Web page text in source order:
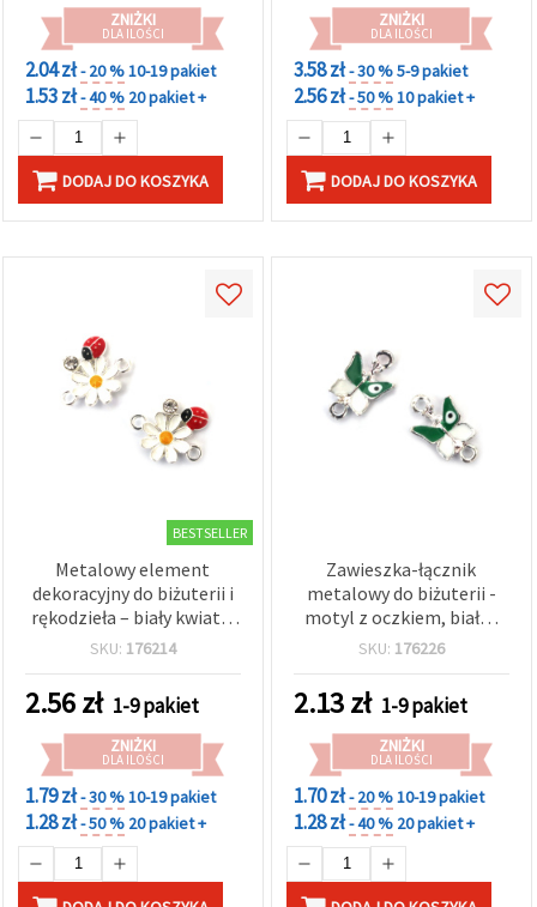
ZNIŻKI
DLA ILOŚCI
2.04 zł- 20 %10-19 pakiet
1.53 zł- 40 % 20 pakiet +
DODAJ DO KOSZYKA
ZNIŻKI
DLA ILOŚCI
3.58 zł- 30 %5-9 pakiet
2.56 zł- 50 %10 pakiet +
DODAJ DO KOSZYKA
BESTSELLER
Metalowy element
dekoracyjny do biżuterii i
rękodzieła – biały kwiat z
biedronką i kryształkiem,
mm, kolor srebrny – 2
sztuki
SKU: 176214
2.56zł 1-9 pakiet
ZNIŻKI
DLA ILOŚCI
1.79 zł- 30 %10-19 pakiet
1.28 zł- 50 % 20 pakiet +
Zawieszka-łącznik
metalowy do biżuterii -
motyl z oczkiem, biało-
zielony, kolor srebra,
mm, 2 szt.
SKU: 176226
2.13zł 1-9 pakiet
ZNIŻKI
DLA ILOŚCI
1.70 zł- 20 %10-19 pakiet
1.28 zł- 40 % 20 pakiet +